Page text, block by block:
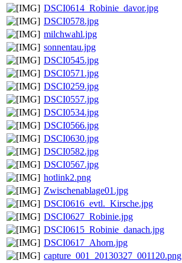
DSCI0614_Robinie_davor.jpg
DSCI0578.jpg
milchwahl.jpg
sonnentau.jpg
DSCI0545.jpg
DSCI0571.jpg
DSCI0259.jpg
DSCI0557.jpg
DSCI0534.jpg
DSCI0566.jpg
DSCI0630.jpg
DSCI0582.jpg
DSCI0567.jpg
hotlink2.png
Zwischenablage01.jpg
DSCI0616_evtl._Kirsche.jpg
DSCI0627_Robinie.jpg
DSCI0615_Robinie_danach.jpg
DSCI0617_Ahorn.jpg
capture_001_20130327_001120.png